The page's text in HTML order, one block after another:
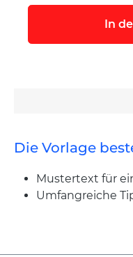
In
Die Vorlage
Mustertext für
Umfangreiche